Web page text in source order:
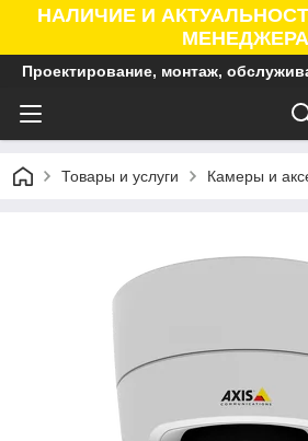
НАЛИЧИЕ И
МЕНЕДЖЕРА
Проектирование, монтаж,
Товары и услуги Камеры и